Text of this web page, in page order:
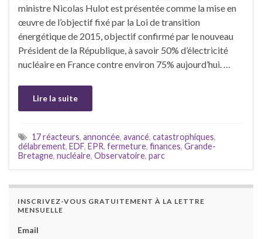
ministre Nicolas Hulot est présentée comme la mise en
œuvre de l’objectif fixé par la Loi de transition
énergétique de 2015, objectif confirmé par le nouveau
Président de la République, à savoir 50% d’électricité
nucléaire en France contre environ 75% aujourd’hui. …
Lire la suite
17 réacteurs, annoncée, avancé, catastrophiques,
délabrement, EDF, EPR, fermeture, finances, Grande-
Bretagne, nucléaire, Observatoire, parc
INSCRIVEZ-VOUS GRATUITEMENT À LA LETTRE
MENSUELLE
Email